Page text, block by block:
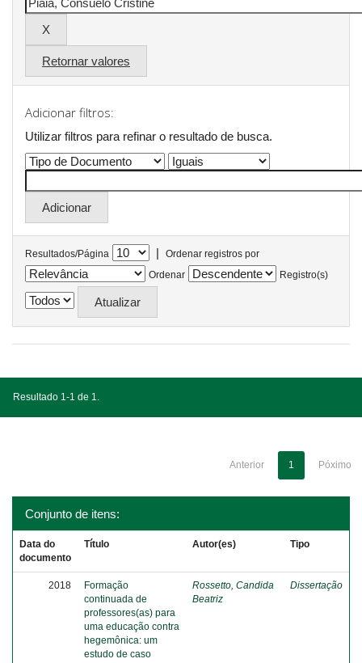
Retornar valores
Adicionar filtros:
Utilizar filtros para refinar o resultado de busca.
Resultados/Página |
Ordenar registros por
Ordenar
Registro(s)
Resultado 1-1 de 1.
Anterior 1 Póximo
Conjunto de itens:
Data do
documento
Título Autor(es) Tipo
2018
Formação
continuada de
professores(as) para
uma educação contra
hegemônica: um
estudo de caso
Rossetto, Candida
Beatriz
Dissertação